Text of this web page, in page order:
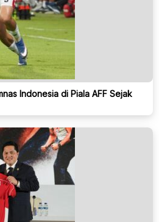
Indonesia di Piala AFF Sejak